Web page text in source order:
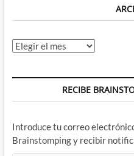
Archivos
RECIBE
Introduce tu correo
Brainstomping y recibir